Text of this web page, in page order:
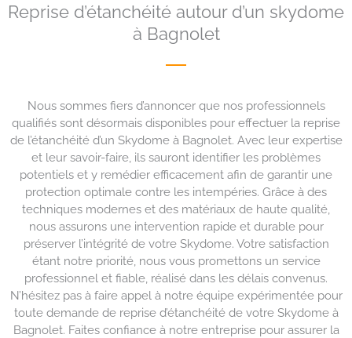
Reprise d’étanchéité autour d’un skydome
à Bagnolet
Nous sommes fiers d’annoncer que nos professionnels
qualifiés sont désormais disponibles pour effectuer la reprise
de l’étanchéité d’un Skydome à Bagnolet. Avec leur expertise
et leur savoir-faire, ils sauront identifier les problèmes
potentiels et y remédier efficacement afin de garantir une
protection optimale contre les intempéries. Grâce à des
techniques modernes et des matériaux de haute qualité,
nous assurons une intervention rapide et durable pour
préserver l’intégrité de votre Skydome. Votre satisfaction
étant notre priorité, nous vous promettons un service
professionnel et fiable, réalisé dans les délais convenus.
N’hésitez pas à faire appel à notre équipe expérimentée pour
toute demande de reprise d’étanchéité de votre Skydome à
Bagnolet. Faites confiance à notre entreprise pour assurer la